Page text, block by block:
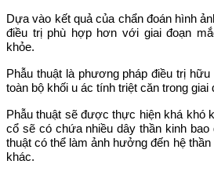
Dựa vào kết quả của chẩn đoán hình
điều trị phù hợp hơn với giai đoạn
khỏe.
Phẫu thuật là phương pháp điều trị
toàn bộ khối u ác tính triệt căn trong giai
Phẫu thuật sẽ được thực hiện khá khó
cổ sẽ có chứa nhiều dây thần kinh bao
thuật có thể làm ảnh hưởng đến hệ
khác.